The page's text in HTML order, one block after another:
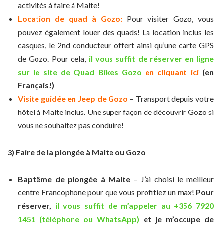
activités à faire à Malte!
Location de quad à Gozo: Pour visiter Gozo, vous
pouvez également louer des quads! La location inclus les
casques, le 2nd conducteur offert ainsi qu’une carte GPS
de Gozo. Pour cela, il vous suffit de réserver en ligne
sur le site de Quad Bikes Gozo en cliquant ici (en
Français!)
Visite guidée en Jeep de Gozo – Transport depuis votre
hôtel à Malte inclus. Une super façon de découvrir Gozo si
vous ne souhaitez pas conduire!
3) Faire de la plongée à Malte ou Gozo
Baptême de plongée à Malte– J’ai choisi le meilleur
centre Francophone pour que vous profitiez un max! Pour
réserver, il vous suffit de m’appeler au +356 7920
1451 (téléphone ou WhatsApp) et je m’occupe de